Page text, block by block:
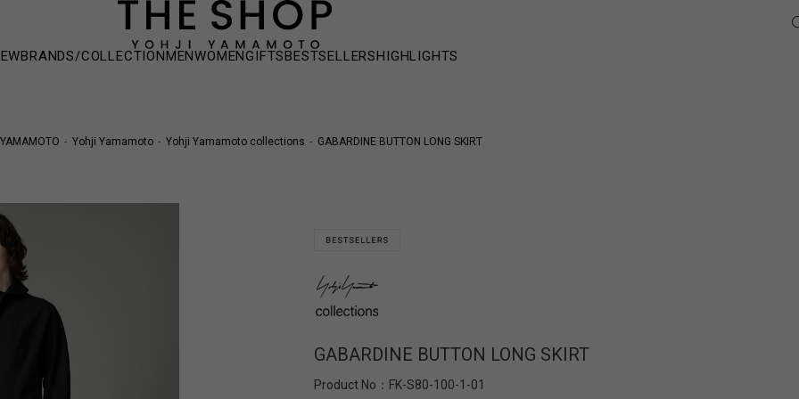
BRANDS/COLLECTIONMENWOMENGIFTSBESTSELLERSHIGHLIGHTS
Yohji Yamamoto Yohji Yamamoto collections GABARDINE BUTTON LONG SKIRT
GABARDINE BUTTON LONG SKIRT
Product No： FK-S80-100-1-01